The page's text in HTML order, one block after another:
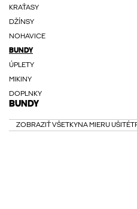
KRAŤASY
DŽÍNSY
NOHAVICE
BUNDY
ÚPLETY
MIKINY
DOPLNKY
BUNDY
ZOBRAZIŤ VŠETKYNA MIERU UŠITÉ